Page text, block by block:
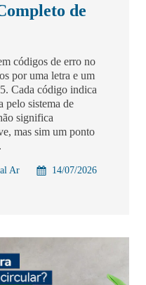
de
códigos de erro no
por uma letra e um
Cada código indica
pelo sistema de
significa
mas sim um ponto
Ar
14/07/2026